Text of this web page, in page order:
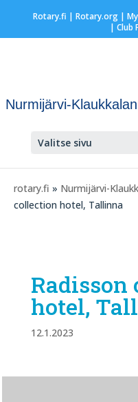
Rotary.fi | Rotary.org|
| Club
Nurmijärvi-
Valitse sivu
rotary.fi » Nurmijärvi-
collection hotel, Tallinna
hotel,
12.1.2023